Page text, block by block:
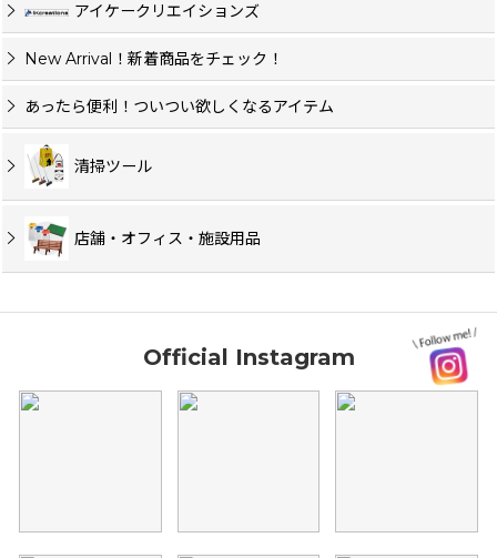
アイケークリエイションズ
New Arrival！新着商品をチェック！
あったら便利！ついつい欲しくなるアイテム
清掃ツール
店舗・オフィス・施設用品
Official Instagram